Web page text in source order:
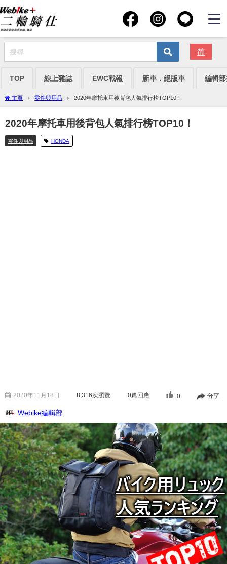
简
TOP 線上雜誌 EWC戰報 新車．絕版車 編輯
主頁 零件與用品 2020年摩托車用後背包人氣排行榜TOP10！
2020年摩托車用後背包人氣排行榜TOP10！
零件與用品 HONDA
2020年11月18日 8,316次瀏覽 0篇回應 0 分享
Webike編輯部